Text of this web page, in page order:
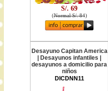
S/. 69
(Normal S/. 84)
Desayuno Capitan America
| Desayunos infantiles |
desayunos a domicilio para
niños
DICDNN11